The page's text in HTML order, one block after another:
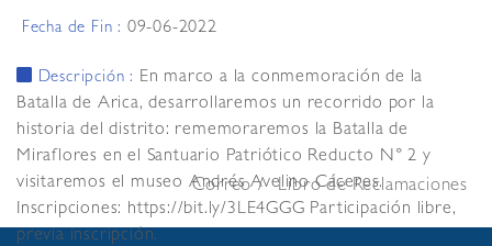
Fecha de Fin : 09-06-2022
Descripción : En marco a la conmemoración de la
Batalla de Arica, desarrollaremos un recorrido por la
historia del distrito: rememoraremos la Batalla de
Miraflores en el Santuario Patriótico Reducto N° 2 y
visitaremos el museo Andrés Avelino Cáceres.
Inscripciones: https://bit.ly/3LE4GGG Participación libre,
previa inscripción.
Correo Libro de Reclamaciones